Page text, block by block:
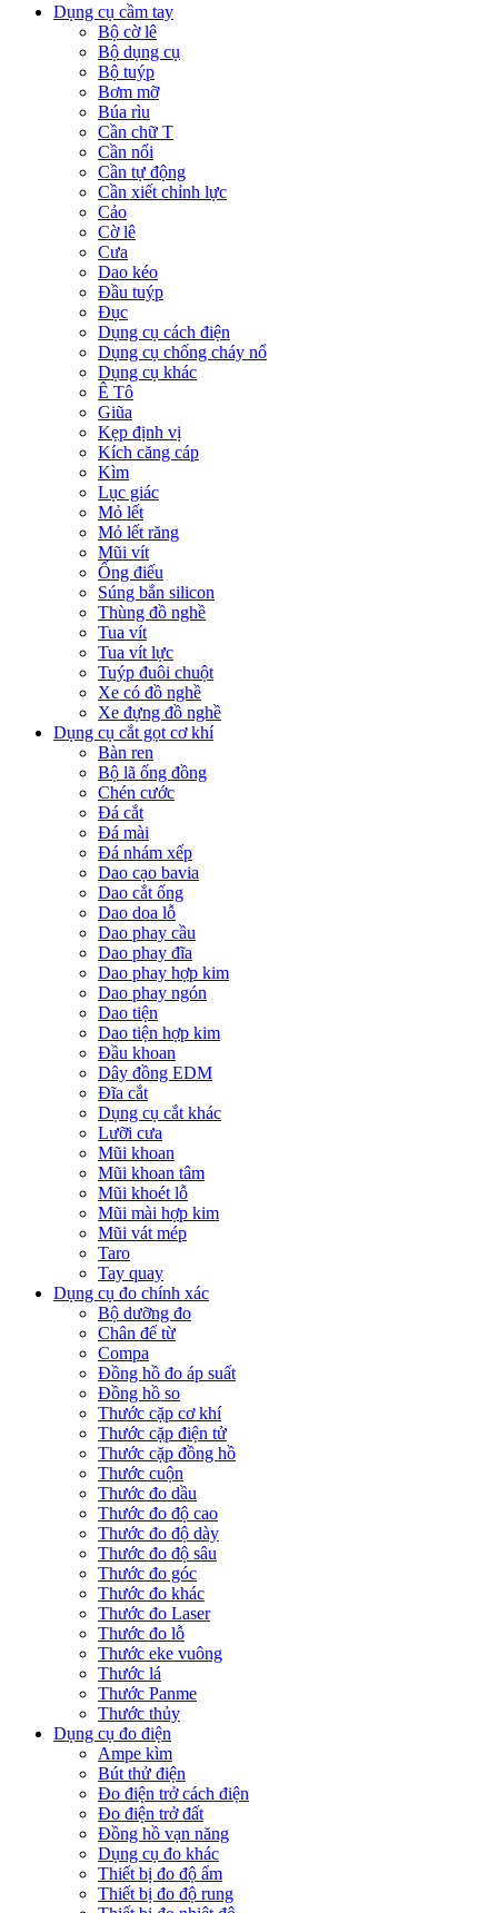
Dụng cụ cầm tay
Bộ cờ lê
Bộ dụng cụ
Bộ tuýp
Bơm mỡ
Búa rìu
Cần chữ T
Cần nối
Cần tự động
Cần xiết chỉnh lực
Cảo
Cờ lê
Cưa
Dao kéo
Đầu tuýp
Đục
Dụng cụ cách điện
Dụng cụ chống cháy nổ
Dụng cụ khác
Ê Tô
Giũa
Kẹp định vị
Kích căng cáp
Kìm
Lục giác
Mỏ lết
Mỏ lết răng
Mũi vít
Ống điếu
Súng bắn silicon
Thùng đồ nghề
Tua vít
Tua vít lực
Tuýp đuôi chuột
Xe có đồ nghề
Xe đựng đồ nghề
Dụng cụ cắt gọt cơ khí
Bàn ren
Bộ lã ống đồng
Chén cước
Đá cắt
Đá mài
Đá nhám xếp
Dao cạo bavia
Dao cắt ống
Dao doa lỗ
Dao phay cầu
Dao phay đĩa
Dao phay hợp kim
Dao phay ngón
Dao tiện
Dao tiện hợp kim
Đầu khoan
Dây đồng EDM
Đĩa cắt
Dụng cụ cắt khác
Lưỡi cưa
Mũi khoan
Mũi khoan tâm
Mũi khoét lỗ
Mũi mài hợp kim
Mũi vát mép
Taro
Tay quay
Dụng cụ đo chính xác
Bộ dưỡng đo
Chân đế từ
Compa
Đồng hồ đo áp suất
Đồng hồ so
Thước cặp cơ khí
Thước cặp điện tử
Thước cặp đồng hồ
Thước cuộn
Thước đo dầu
Thước đo độ cao
Thước đo độ dày
Thước đo độ sâu
Thước đo góc
Thước đo khác
Thước đo Laser
Thước đo lỗ
Thước eke vuông
Thước lá
Thước Panme
Thước thủy
Dụng cụ đo điện
Ampe kìm
Bút thử điện
Đo điện trở cách điện
Đo điện trở đất
Đồng hồ vạn năng
Dụng cụ đo khác
Thiết bị đo độ ẩm
Thiết bị đo độ rung